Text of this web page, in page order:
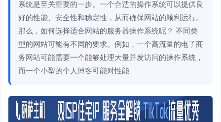
系统是至关重要的一步。一个合适的操作系统可以提供良
好的性能、安全性和稳定性，从而确保网站的顺利运行。
那么，如何选择适合网站的服务器操作系统呢？ 不同类
型的网站可能有不同的要求。例如，一个高流量的电子商
务网站可能需要一个能够处理大量并发访问的操作系统，
而一个小型的个人博客可能对性能